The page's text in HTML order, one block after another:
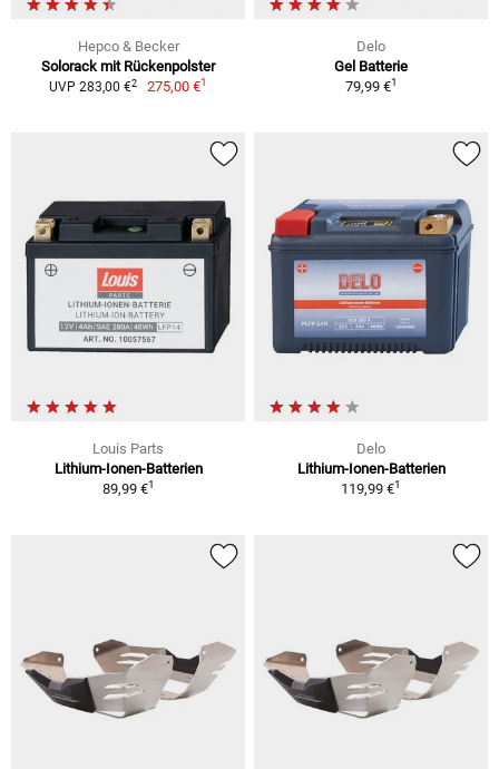
Hepco & Becker
Solorack mit Rückenpolster
UVP 283,00 €2 275,00 €1
Delo
Gel Batterie
79,99 €1
Louis Parts
Lithium-Ionen-Batterien
89,99 €1
Delo
Lithium-Ionen-Batterien
119,99 €1